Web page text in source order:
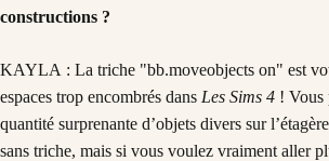
constructions ?
KAYLA : La triche "bb.moveobjects on" est
espaces trop encombrés dans Les Sims 4 ! Vous
quantité surprenante d’objets divers sur
sans triche, mais si vous voulez vraiment aller